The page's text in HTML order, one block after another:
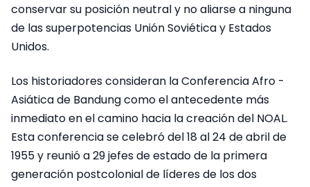
conservar su posición neutral y no aliarse a ninguna
de las superpotencias Unión Soviética y Estados
Unidos.
Los historiadores consideran la Conferencia Afro -
Asiática de Bandung como el antecedente más
inmediato en el camino hacia la creación del NOAL.
Esta conferencia se celebró del 18 al 24 de abril de
1955 y reunió a 29 jefes de estado de la primera
generación postcolonial de líderes de los dos